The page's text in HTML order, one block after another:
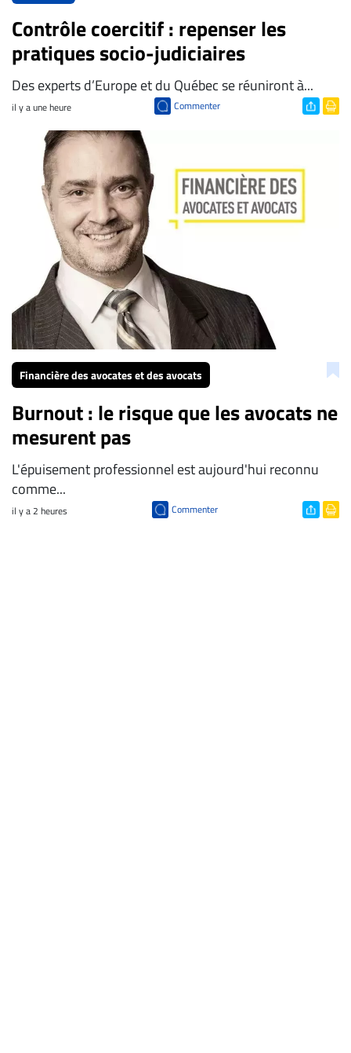
Contrôle coercitif : repenser les
pratiques socio-judiciaires
Des experts d’Europe et du Québec se réuniront à...
il y a une heure Commenter
Financière des avocates et des avocats
Burnout : le risque que les avocats ne
mesurent pas
L'épuisement professionnel est aujourd'hui reconnu
comme...
il y a 2 heures Commenter